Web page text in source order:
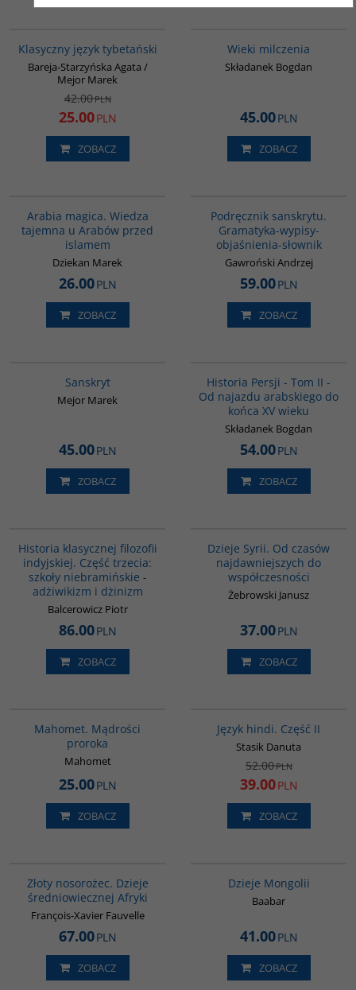
Klasyczny język tybetański
Bareja-Starzyńska Agata /
Mejor Marek
42.00PLN
25.00PLN
ZOBACZ
Wieki milczenia
Składanek Bogdan
45.00PLN
ZOBACZ
Arabia magica. Wiedza
tajemna u Arabów przed
islamem
Dziekan Marek
26.00PLN
ZOBACZ
Podręcznik sanskrytu.
Gramatyka-wypisy-
objaśnienia-słownik
Gawroński Andrzej
59.00PLN
ZOBACZ
Sanskryt
Mejor Marek
45.00PLN
ZOBACZ
Historia Persji - Tom II -
Od najazdu arabskiego do
końca XV wieku
Składanek Bogdan
54.00PLN
ZOBACZ
Historia klasycznej filozofii
indyjskiej. Część trzecia:
szkoły niebramińskie -
adżiwikizm i dżinizm
Balcerowicz Piotr
86.00PLN
ZOBACZ
Dzieje Syrii. Od czasów
najdawniejszych do
współczesności
Żebrowski Janusz
37.00PLN
ZOBACZ
Mahomet. Mądrości
proroka
Mahomet
25.00PLN
ZOBACZ
Język hindi. Część II
Stasik Danuta
52.00PLN
39.00PLN
ZOBACZ
Złoty nosorożec. Dzieje
średniowiecznej Afryki
François-Xavier Fauvelle
67.00PLN
ZOBACZ
Dzieje Mongolii
Baabar
41.00PLN
ZOBACZ